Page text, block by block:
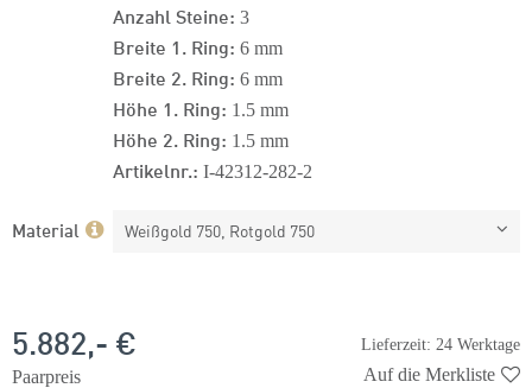
Anzahl Steine: 3
Breite 1. Ring: 6 mm
Breite 2. Ring: 6 mm
Höhe 1. Ring: 1.5 mm
Höhe 2. Ring: 1.5 mm
Artikelnr.: I-42312-282-2
Material Weißgold 750, Rotgold 750
Lieferzeit: 24 Werktage
5.882,- €
Paarpreis
Auf die Merkliste